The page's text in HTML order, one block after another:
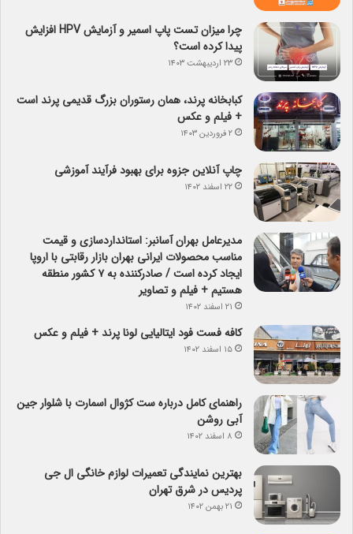
چرا میزان تست پاپ اسمیر و آزمایش HPV افزایش
پیدا کرده است؟
۲۳ اردیبهشت ۱۴۰۳
کبابخانه پرند، همان رستوران بزرگ قدیمی پرند است
+ فیلم و عکس
۲ فروردین ۱۴۰۳
چاپ آنلاین جزوه برای بهبود فرآیند آموزشی
۲۲ اسفند ۱۴۰۲
مدیرعامل بهران آسانبر: استانداردسازی و قیمت
مناسب محصولات ایرانی بهران بازار رقابتی با اروپا
ایجاد کرده است / صادرکننده به ۷ کشور منطقه
هستیم + فیلم و تصاویر
۲۱ اسفند ۱۴۰۲
کافه فست فود ایتالیایی لونا پرند + فیلم و عکس
۱۵ اسفند ۱۴۰۲
راهنمای کامل درباره ست کژوال اسمارت با شلوار جین
آبی روشن
۸ اسفند ۱۴۰۲
بهترین نمایندگی تعمیرات لوازم خانگی ال جی
پردیس در شرق تهران
۲۱ بهمن ۱۴۰۲